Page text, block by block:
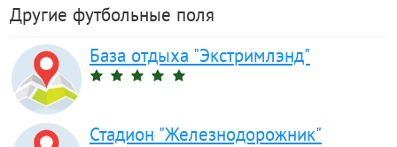
Другие футбольные поля
База отдыха "Экстримлэнд"
Стадион "Железнодорожник"